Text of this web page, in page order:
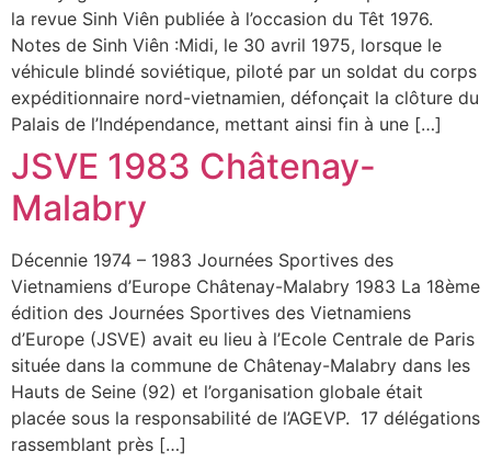
la revue Sinh Viên publiée à l’occasion du Têt 1976.
Notes de Sinh Viên :Midi, le 30 avril 1975, lorsque le
véhicule blindé soviétique, piloté par un soldat du corps
expéditionnaire nord-vietnamien, défonçait la clôture du
Palais de l’Indépendance, mettant ainsi fin à une […]
JSVE 1983 Châtenay-
Malabry
Décennie 1974 – 1983 Journées Sportives des
Vietnamiens d’Europe Châtenay-Malabry 1983 La 18ème
édition des Journées Sportives des Vietnamiens
d’Europe (JSVE) avait eu lieu à l’Ecole Centrale de Paris
située dans la commune de Châtenay-Malabry dans les
Hauts de Seine (92) et l’organisation globale était
placée sous la responsabilité de l’AGEVP. 17 délégations
rassemblant près […]